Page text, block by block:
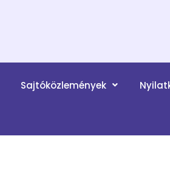
Sajtóközlemények